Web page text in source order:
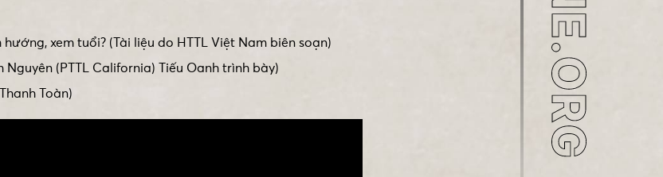
xem tuổi? (Tài liệu do HTTL Việt Nam biên soạn)
Nguyên (PTTL California) Tiếu Oanh trình bày)
Toàn)